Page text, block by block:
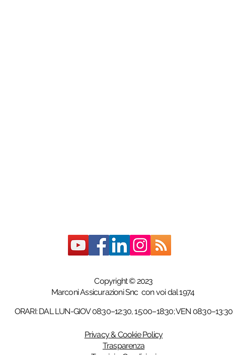
Copyright © 2023
Marconi Assicurazioni Snc con voi dal 1974
ORARI: DAL LUN-GIOV 08:30–12:30, 15:00–18:30; VEN 08:30–13:30
Privacy & Cookie Policy
Trasparenza